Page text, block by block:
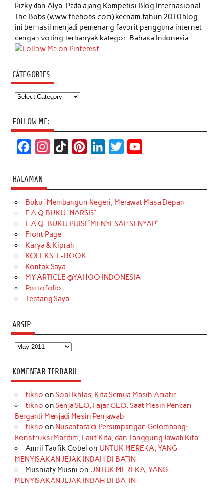
Rizky dan Alya. Pada ajang Kompetisi Blog Internasional
The Bobs (www.thebobs.com) keenam tahun 2010 blog
ini berhasil menjadi pemenang favorit pengguna internet
dengan voting terbanyak kategori Bahasa Indonesia.
CATEGORIES
Categories
FOLLOW ME:
c
e
b
o
o
k
t
a
g
r
a
m
T
o
k
t
e
r
k
e
d
t
t
e
T
u
b
HALAMAN
Buku “Membangun Negeri, Merawat Masa Depan
F.A.Q BUKU “NARSIS”
F.A.Q. BUKU PUISI “MENYESAP SENYAP”
Front Page
Karya & Kiprah
KOLEKSI E-BOOK
Kontak Saya
MY ARTICLE @YAHOO INDONESIA
Portofolio
Tentang Saya
ARSIP
Arsip
KOMENTAR TERBARU
tikno on Soal Ikhlas, Kita Semua Masih Amatir
tikno on Senja SEO, Fajar GEO: Saat Mesin Pencari
Berganti Menjadi Mesin Penjawab
tikno on Nusantara di Persimpangan Gelombang:
Konstruksi Maritim, Laut Kita, dan Tanggung Jawab Kita
Amril Taufik Gobel on UNTUK MEREKA, YANG
MENYISAKAN JEJAK INDAH DI BATIN
Musniaty Musni on UNTUK MEREKA, YANG
MENYISAKAN JEJAK INDAH DI BATIN